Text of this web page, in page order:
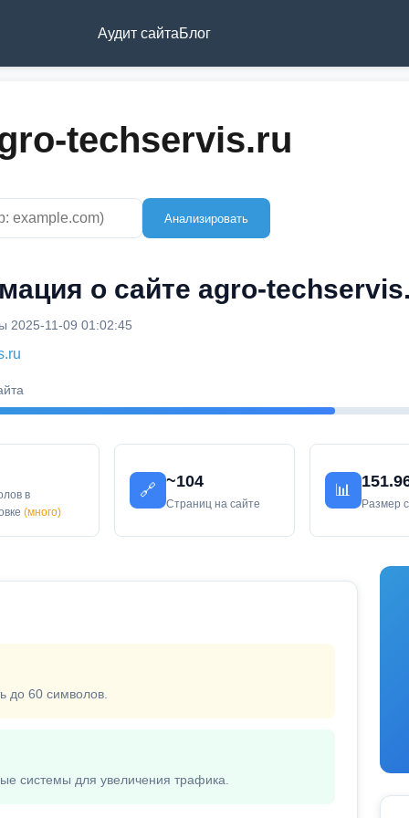
Аудит сайтаБлог
techservis.ru
Анализировать
о сайте agro-
2025-11-09 01:02:45
в
(много)
🔗
~104
Страниц на сайте
📊
Размер
до 60 символов.
системы для увеличения трафика.